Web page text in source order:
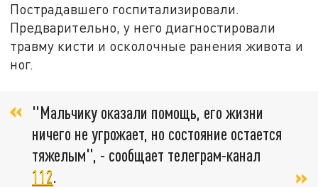
Пострадавшего госпитализировали.
Предварительно, у него диагностировали
травму кисти и осколочные ранения живота и
ног.
"Мальчику оказали помощь, его жизни
ничего не угрожает, но состояние остается
тяжелым", - сообщает телеграм-канал
112.